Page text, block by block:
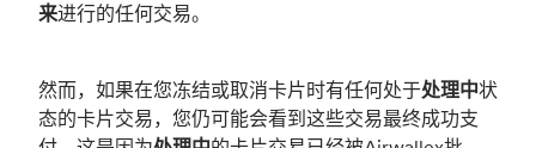
来进行的任何交易。
然而，如果在您冻结或取消卡片时有任何处于处理中状
态的卡片交易，您仍可能会看到这些交易最终成功支